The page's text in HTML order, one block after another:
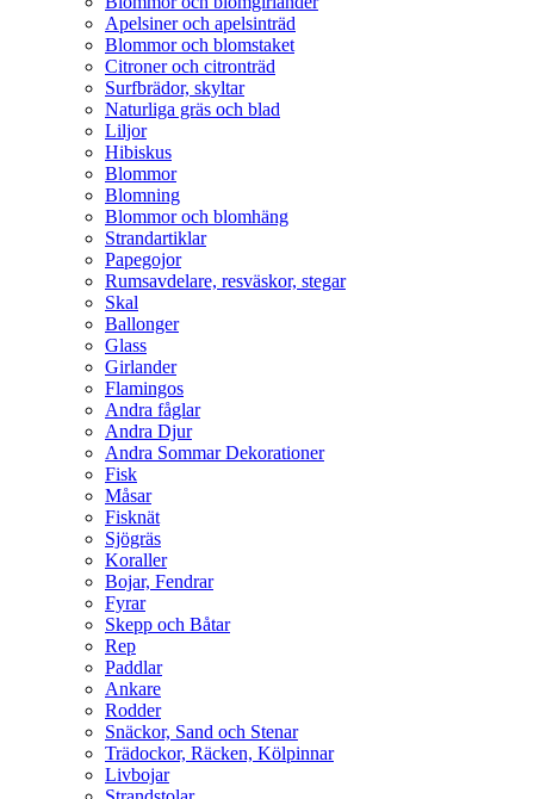
Apelsiner och apelsinträd
Blommor och blomstaket
Citroner och citronträd
Surfbrädor, skyltar
Naturliga gräs och blad
Liljor
Hibiskus
Blommor
Blomning
Blommor och blomhäng
Strandartiklar
Papegojor
Rumsavdelare, resväskor, stegar
Skal
Ballonger
Glass
Girlander
Flamingos
Andra fåglar
Andra Djur
Andra Sommar Dekorationer
Fisk
Måsar
Fisknät
Sjögräs
Koraller
Bojar, Fendrar
Fyrar
Skepp och Båtar
Rep
Paddlar
Ankare
Rodder
Snäckor, Sand och Stenar
Trädockor, Räcken, Kölpinnar
Livbojar